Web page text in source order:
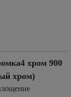
хром 900
хром)